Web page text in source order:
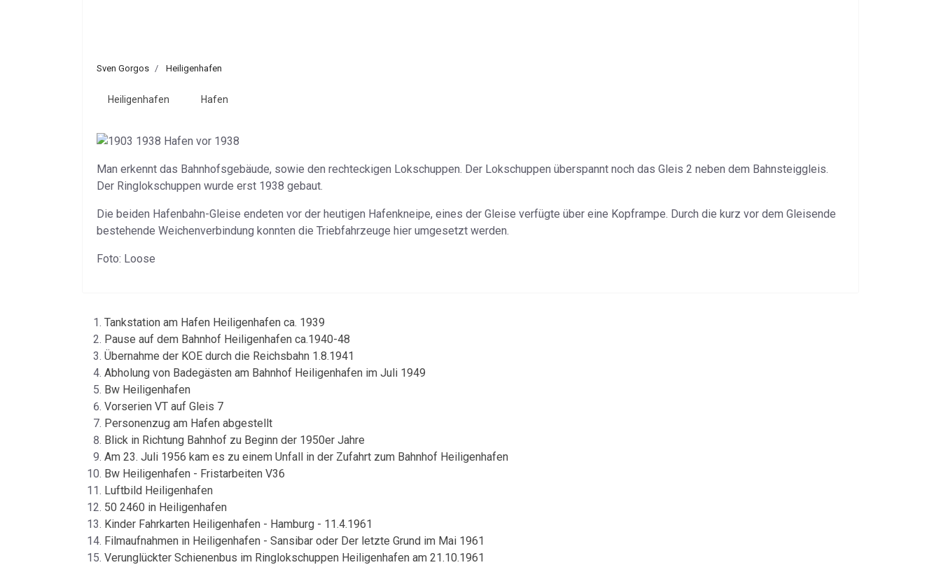
Sven Gorgos Heiligenhafen
Heiligenhafen Hafen
Man erkennt das Bahnhofsgebäude, sowie den rechteckigen Lokschuppen. Der Lokschuppen überspannt noch das Gleis 2 neben dem Bahnsteiggleis.
Der Ringlokschuppen wurde erst 1938 gebaut.
Die beiden Hafenbahn-Gleise endeten vor der heutigen Hafenkneipe, eines der Gleise verfügte über eine Kopframpe. Durch die kurz vor dem Gleisende
bestehende Weichenverbindung konnten die Triebfahrzeuge hier umgesetzt werden.
Foto: Loose
Tankstation am Hafen Heiligenhafen ca. 1939
Pause auf dem Bahnhof Heiligenhafen ca.1940-48
Übernahme der KOE durch die Reichsbahn 1.8.1941
Abholung von Badegästen am Bahnhof Heiligenhafen im Juli 1949
Bw Heiligenhafen
Vorserien VT auf Gleis 7
Personenzug am Hafen abgestellt
Blick in Richtung Bahnhof zu Beginn der 1950er Jahre
Am 23. Juli 1956 kam es zu einem Unfall in der Zufahrt zum Bahnhof Heiligenhafen
Bw Heiligenhafen - Fristarbeiten V36
Luftbild Heiligenhafen
50 2460 in Heiligenhafen
Kinder Fahrkarten Heiligenhafen - Hamburg - 11.4.1961
Filmaufnahmen in Heiligenhafen - Sansibar oder Der letzte Grund im Mai 1961
Verunglückter Schienenbus im Ringlokschuppen Heiligenhafen am 21.10.1961